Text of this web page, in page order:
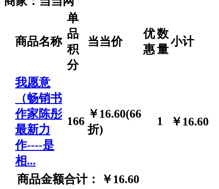
商品名称
单
品
积
分
当当价
优
惠
数
量
小计
我愿意
（畅销书
作家陈彤
最新力
作----是
相...
166
￥16.60(66
折)
1 ￥16.60
商品金额合计：
￥16.60